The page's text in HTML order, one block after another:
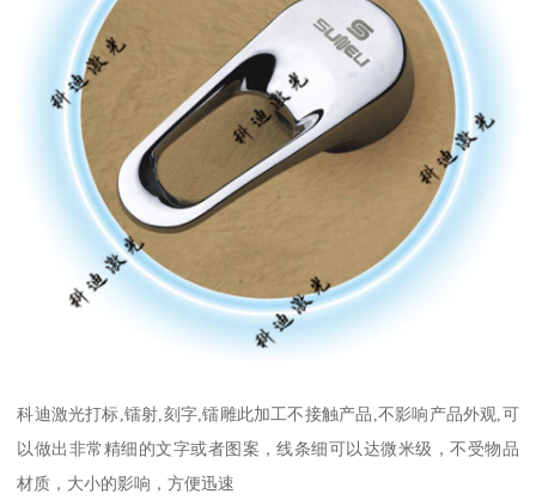
科迪激光打标,镭射,刻字,镭雕此加工不接触产品,不影响产品外观,可
以做出非常精细的文字或者图案，线条细可以达微米级，不受物品
材质，大小的影响，方便迅速